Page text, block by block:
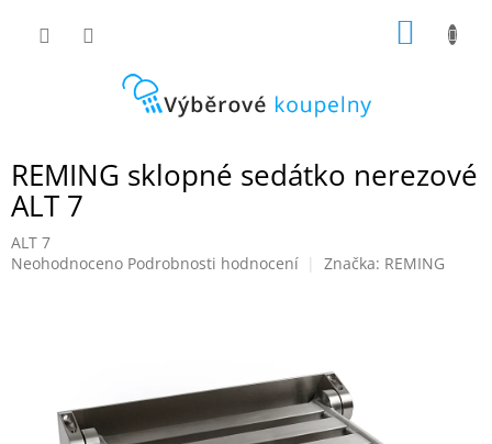
REMING sklopné sedátko nerezové
ALT 7
ALT 7
Průměrné
hvězdiček.
Neohodnoceno Podrobnosti hodnocení Značka: REMING